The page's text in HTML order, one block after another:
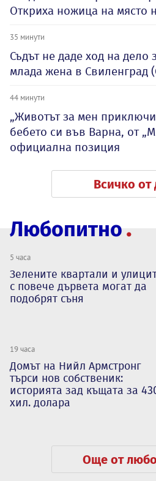
Откриха ножица на място
35 минути
Съдът не даде ход на дело
млада жена в
44 минути
„Животът за мен
бебето си във Варна, от
официална позиция
Всичко от
Любопитно
5 часа
Зелените квартали и
с повече дървета могат да
подобрят съня
19 часа
Домът на Нийл Армстронг
търси нов собственик:
историята зад къщата за
хил. долара
Още от